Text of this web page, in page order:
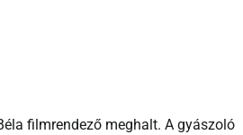
filmrendező meghalt. A gyászoló